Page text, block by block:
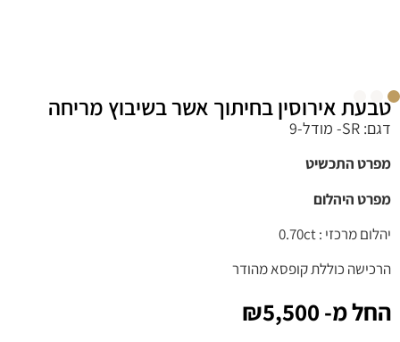
טבעת אירוסין בחיתוך אשר בשיבוץ מריחה
דגם: SR- מודל-9
מפרט התכשיט
מפרט היהלום
יהלום מרכזי : 0.70ct
הרכישה כוללת קופסא מהודר
החל מ- ₪5,500